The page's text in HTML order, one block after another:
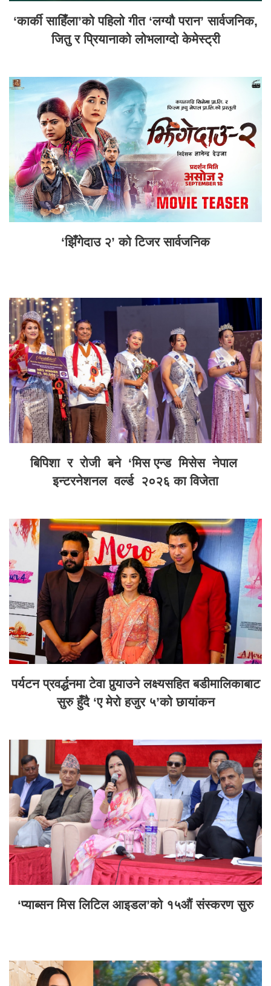
‘कार्की साहिँला’को पहिलो गीत ‘लग्यौ परान’ सार्वजनिक,
जितु र प्रियानाको लोभलाग्दो केमेस्ट्री
‘झिँगेदाउ २’ को टिजर सार्वजनिक
बिपिशा र रोजी बने ‘मिस एन्ड मिसेस नेपाल
इन्टरनेशनल वर्ल्ड २०२६ का विजेता
पर्यटन प्रवर्द्धनमा टेवा पुर्‍याउने लक्ष्यसहित बडीमालिकाबाट
सुरु हुँदै ‘ए मेरो हजुर ५’को छायांकन
‘प्याब्सन मिस लिटिल आइडल’को १५औं संस्करण सुरु